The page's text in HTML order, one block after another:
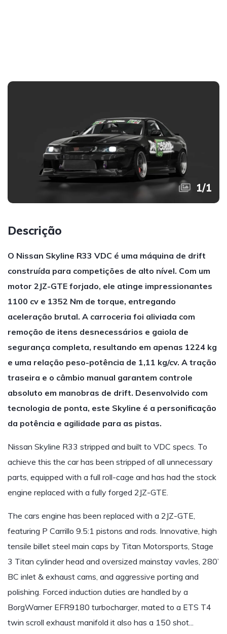
1/1
Descrição
O Nissan Skyline R33 VDC é uma máquina de drift
construída para competições de alto nível. Com um
motor 2JZ-GTE forjado, ele atinge impressionantes
1100 cv e 1352 Nm de torque, entregando
aceleração brutal. A carroceria foi aliviada com
remoção de itens desnecessários e gaiola de
segurança completa, resultando em apenas 1224 kg
e uma relação peso-potência de 1,11 kg/cv. A tração
traseira e o câmbio manual garantem controle
absoluto em manobras de drift. Desenvolvido com
tecnologia de ponta, este Skyline é a personificação
da potência e agilidade para as pistas.
Nissan Skyline R33 stripped and built to VDC specs. To
achieve this the car has been stripped of all unnecessary
parts, equipped with a full roll-cage and has had the stock
engine replaced with a fully forged 2JZ-GTE.
The cars engine has been replaced with a 2JZ-GTE,
featuring P Carrillo 9.5:1 pistons and rods. Innovative, high
tensile billet steel main caps by Titan Motorsports, Stage
3 Titan cylinder head and oversized mainstay vavles, 280’
BC inlet & exhaust cams, and aggressive porting and
polishing. Forced induction duties are handled by a
BorgWarner EFR9180 turbocharger, mated to a ETS T4
twin scroll exhaust manifold it also has a 150 shot...